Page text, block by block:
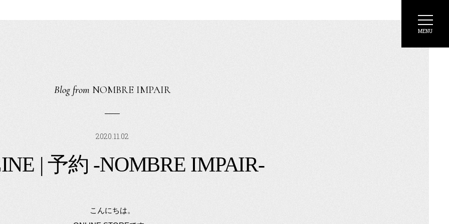
MENU
Blog from NOMBRE IMPAIR
2020.11.02
| 予約 -NOMBRE IMPAIR-
こんにちは。